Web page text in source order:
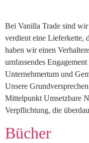
Bei Vanilla Trade sind
verdient eine Lieferkette,
haben wir einen
umfassendes
Unternehmertum und
Unsere
Mittelpunkt Umsetzbare
Verpflichtung, die
Bücher